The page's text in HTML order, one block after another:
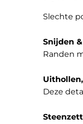
Slechte
Snijden
Randen
Deze